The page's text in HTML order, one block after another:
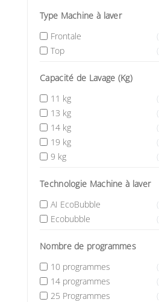
Type Machine à laver
Frontale
Top
Capacité de Lavage (Kg)
11 kg
13 kg
14 kg
19 kg
9 kg
Technologie Machine à laver
AI EcoBubble
Ecobubble
Nombre de programmes
10 programmes
14 programmes
25 Programmes